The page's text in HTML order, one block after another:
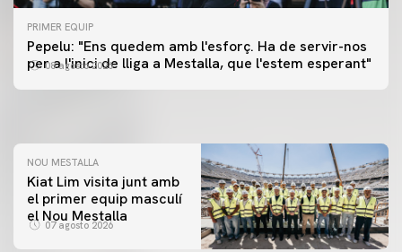
PRIMER EQUIP
Pepelu: "Ens quedem amb l'esforç. Ha de servir-nos
per a l'inici de lliga a Mestalla, que l'estem esperant"
08 agosto 2026
PRIMER EQUIP
📸 #ValenciaNUFC
PRIMER EQUIP
MESTALLA 📍
NOU MESTALLA
Kiat Lim visita junt amb
el primer equip masculí
el Nou Mestalla
07 agosto 2026